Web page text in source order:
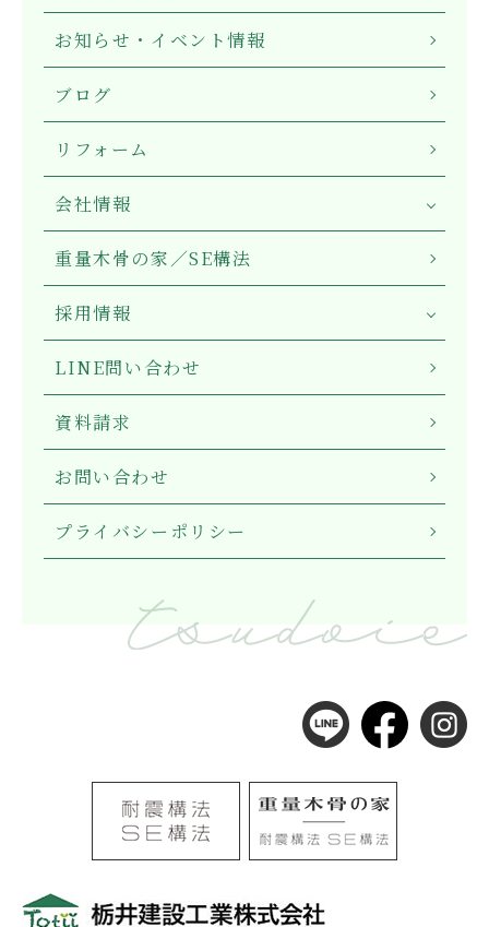
お知らせ・イベント情報
ブログ
リフォーム
会社情報
重量木骨の家／SE構法
採用情報
LINE問い合わせ
資料請求
お問い合わせ
プライバシーポリシー